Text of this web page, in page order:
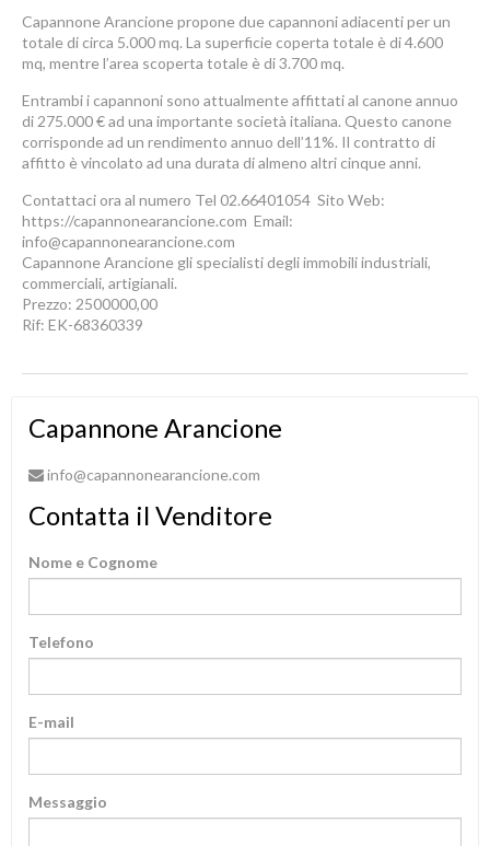
Capannone Arancione propone due capannoni adiacenti per un
totale di circa 5.000 mq. La superficie coperta totale è di 4.600
mq, mentre l’area scoperta totale è di 3.700 mq.
Entrambi i capannoni sono attualmente affittati al canone annuo
di 275.000 € ad una importante società italiana. Questo canone
corrisponde ad un rendimento annuo dell’11%. Il contratto di
affitto è vincolato ad una durata di almeno altri cinque anni.
Contattaci ora al numero Tel 02.66401054  Sito Web:
https://capannonearancione.com  Email:
info@capannonearancione.com
Capannone Arancione gli specialisti degli immobili industriali,
commerciali, artigianali.
Prezzo: 2500000,00
Rif: EK-68360339
Capannone Arancione
info@capannonearancione.com
Contatta il Venditore
Nome e Cognome
Telefono
E-mail
Messaggio